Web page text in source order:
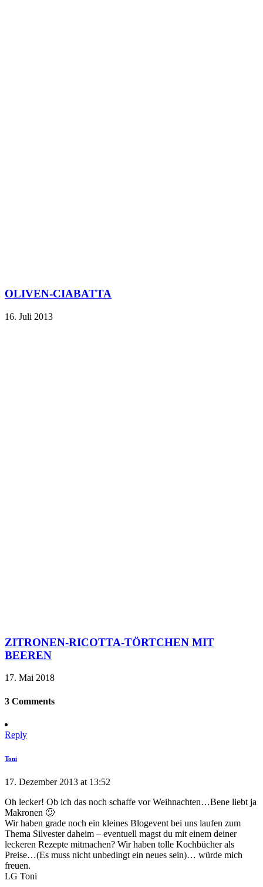
OLIVEN-CIABATTA
16. Juli 2013
ZITRONEN-RICOTTA-TÖRTCHEN MIT
BEEREN
17. Mai 2018
3 Comments
Reply
Toni
17. Dezember 2013 at 13:52
Oh lecker! Ob ich das noch schaffe vor Weihnachten…Bene liebt ja
Makronen 🙂
Wir haben grade noch ein kleines Blogevent bei uns laufen zum
Thema Silvester daheim – eventuell magst du mit einem deiner
leckeren Rezepte mitmachen? Wir haben tolle Kochbücher als
Preise…(Es muss nicht unbedingt ein neues sein)… würde mich
freuen.
LG Toni